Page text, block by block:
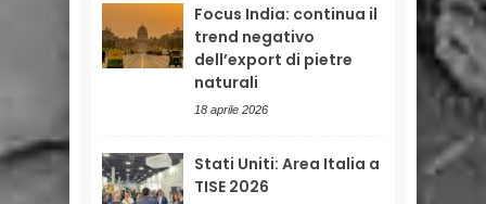
Focus India: continua il
trend negativo
dell’export di pietre
naturali
18 aprile 2026
Stati Uniti: Area Italia a
TISE 2026